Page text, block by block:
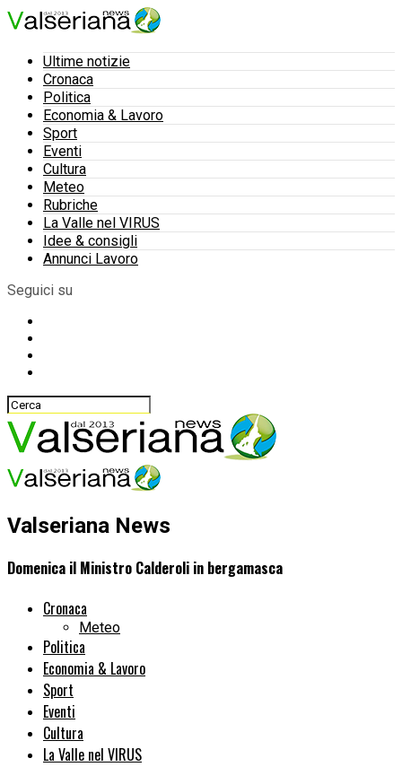
Ultime notizie
Cronaca
Politica
Economia & Lavoro
Sport
Eventi
Cultura
Meteo
Rubriche
La Valle nel VIRUS
Idee & consigli
Annunci Lavoro
Seguici su
Valseriana News
Domenica il Ministro Calderoli in bergamasca
Cronaca
Meteo
Politica
Economia & Lavoro
Sport
Eventi
Cultura
La Valle nel VIRUS